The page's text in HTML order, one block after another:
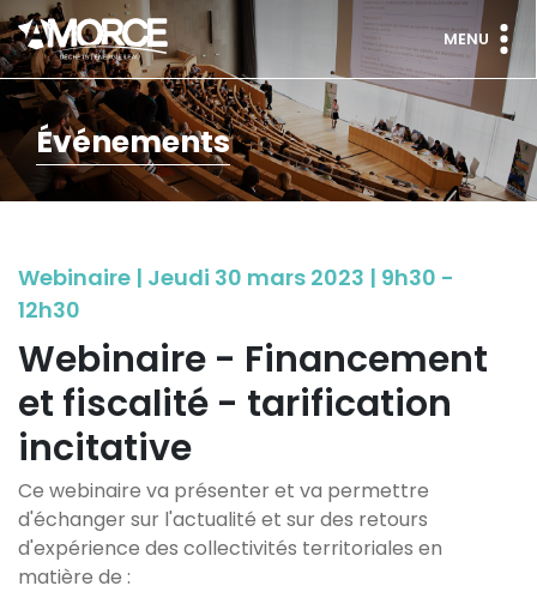
MENU
Événements
Webinaire | Jeudi 30 mars 2023 | 9h30 -
12h30
Webinaire - Financement
et fiscalité - tarification
incitative
Ce webinaire va présenter et va permettre
d'échanger sur l'actualité et sur des retours
d'expérience des collectivités territoriales en
matière de :